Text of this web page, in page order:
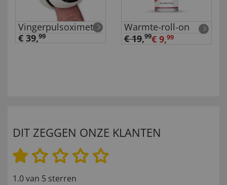
Vingerpulsoximeter
€ 39,99
Warmte-roll-on
€ 19,99€ 9,99
DIT ZEGGEN ONZE KLANTEN
1.0 van 5 sterren